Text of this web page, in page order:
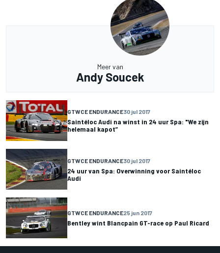
Meer van
Andy Soucek
GTWCE ENDURANCE30 jul 2017
Saintéloc Audi na winst in 24 uur Spa: "We zijn
helemaal kapot”
GTWCE ENDURANCE30 jul 2017
24 uur van Spa: Overwinning voor Saintéloc
Audi
GTWCE ENDURANCE25 jun 2017
Bentley wint Blancpain GT-race op Paul Ricard